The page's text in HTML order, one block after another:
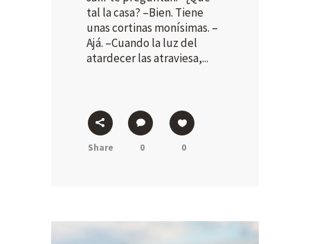
tal la casa? –Bien. Tiene
unas cortinas monísimas. –
Ajá. –Cuando la luz del
atardecer las atraviesa,...
Share 0 0